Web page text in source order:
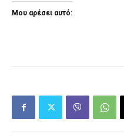
Μου αρέσει αυτό: